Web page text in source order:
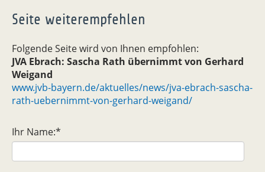
Seite weiterempfehlen
Folgende Seite wird von Ihnen empfohlen:
JVA Ebrach: Sascha Rath übernimmt von Gerhard
Weigand
www.jvb-bayern.de/aktuelles/news/jva-ebrach-sascha-
rath-uebernimmt-von-gerhard-weigand/
Ihr Name:*